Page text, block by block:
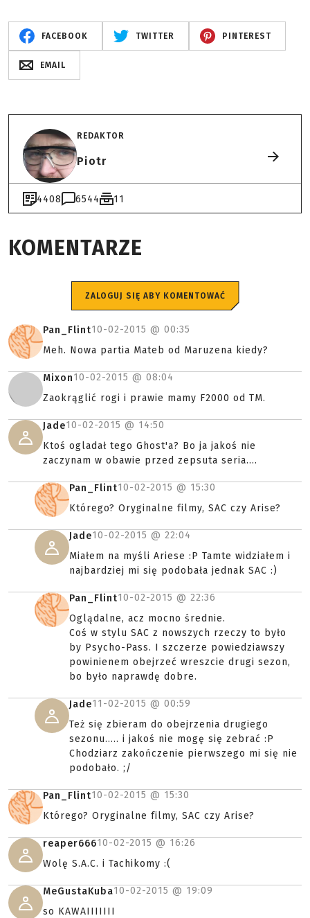
FACEBOOK TWITTER PINTEREST
EMAIL
REDAKTOR
Piotr
4408 6544 11
KOMENTARZE
ZALOGUJ SIĘ ABY KOMENTOWAĆ
Pan_Flint10-02-2015 @ 00:35
Meh. Nowa partia Mateb od Maruzena kiedy?
Mixon10-02-2015 @ 08:04
Zaokrąglić rogi i prawie mamy F2000 od TM.
Jade10-02-2015 @ 14:50
Ktoś ogladał tego Ghost'a? Bo ja jakoś nie
zaczynam w obawie przed zepsuta seria....
Pan_Flint10-02-2015 @ 15:30
Którego? Oryginalne filmy, SAC czy Arise?
Jade10-02-2015 @ 22:04
Miałem na myśli Ariese :P Tamte widziałem i
najbardziej mi się podobała jednak SAC :)
Pan_Flint10-02-2015 @ 22:36
Oglądalne, acz mocno średnie.
Coś w stylu SAC z nowszych rzeczy to było
by Psycho-Pass. I szczerze powiedziawszy
powinienem obejrzeć wreszcie drugi sezon,
bo było naprawdę dobre.
Jade11-02-2015 @ 00:59
Też się zbieram do obejrzenia drugiego
sezonu..... i jakoś nie mogę się zebrać :P
Chodziarz zakończenie pierwszego mi się nie
podobało. ;/
Pan_Flint10-02-2015 @ 15:30
Którego? Oryginalne filmy, SAC czy Arise?
reaper66610-02-2015 @ 16:26
Wolę S.A.C. i Tachikomy :(
MeGustaKuba10-02-2015 @ 19:09
so KAWAIIIIIII